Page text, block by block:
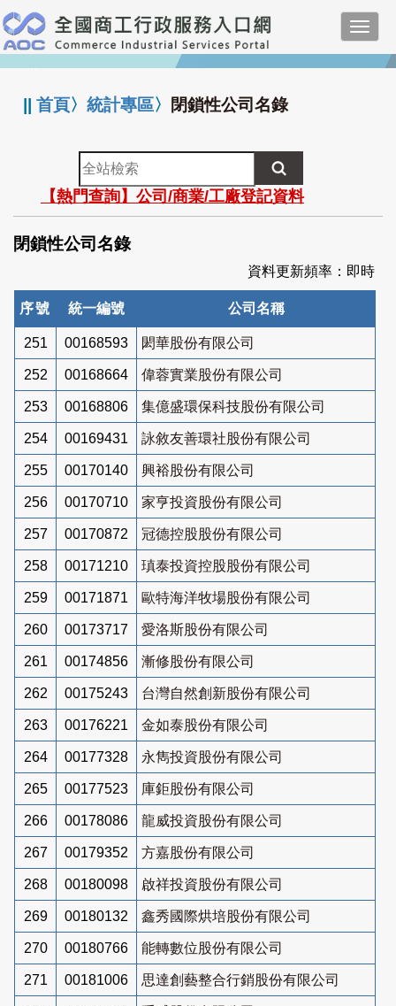
跳
到
主
要
:::
||首頁〉統計專區〉 閉鎖性公司名錄
全
站
檢
索
【熱門查詢】公司/商業/工廠登記資料
閉鎖性公司名錄
資料更新頻率：即時
序號 統一編號 公司名稱
251 00168593 閎華股份有限公司
252 00168664 偉蓉實業股份有限公司
253 00168806 集億盛環保科技股份有限公司
254 00169431 詠敘友善環社股份有限公司
255 00170140 興裕股份有限公司
256 00170710 家亨投資股份有限公司
257 00170872 冠德控股股份有限公司
258 00171210 瑱泰投資控股股份有限公司
259 00171871 歐特海洋牧場股份有限公司
260 00173717 愛洛斯股份有限公司
261 00174856 漸修股份有限公司
262 00175243 台灣自然創新股份有限公司
263 00176221 金如泰股份有限公司
264 00177328 永雋投資股份有限公司
265 00177523 庫鉅股份有限公司
266 00178086 龍威投資股份有限公司
267 00179352 方嘉股份有限公司
268 00180098 啟祥投資股份有限公司
269 00180132 鑫秀國際烘培股份有限公司
270 00180766 能轉數位股份有限公司
271 00181006 思達創藝整合行銷股份有限公司